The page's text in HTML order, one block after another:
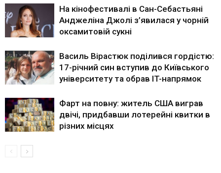
На кінофестивалі в Сан-Себастьяні
Анджеліна Джолі з’явилася у чорній
оксамитовій сукні
Василь Вірастюк поділився гордістю:
17-річний син вступив до Київського
університету та обрав IT-напрямок
Фарт на повну: житель США виграв
двічі, придбавши лотерейні квитки в
різних місцях